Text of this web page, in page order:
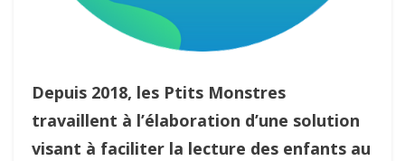
Depuis 2018, les Ptits Monstres
travaillent à l’élaboration d’une solution
visant à faciliter la lecture des enfants au